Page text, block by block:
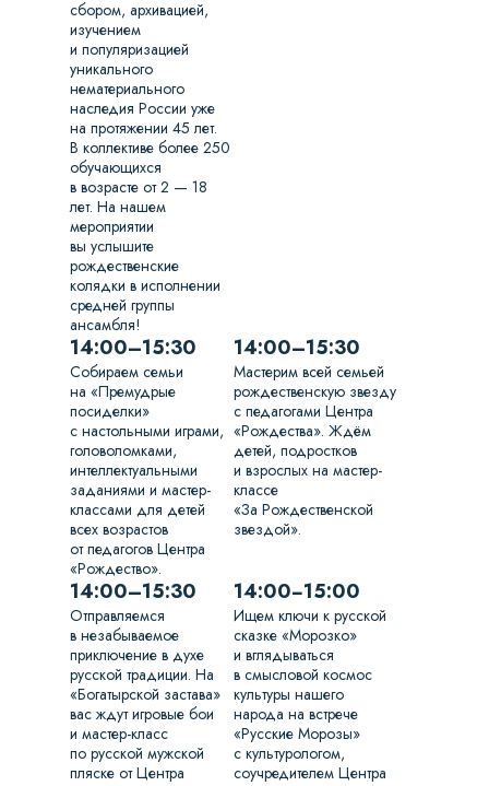
сбором, архивацией,
изучением
и популяризацией
уникального
нематериального
наследия России уже
на протяжении 45 лет.
В коллективе более 250
обучающихся
в возрасте от 2 — 18
лет. На нашем
мероприятии
вы услышите
рождественские
колядки в исполнении
средней группы
ансамбля!
14:00–15:30
Собираем семьи
на «Премудрые
посиделки»
с настольными играми,
головоломками,
интеллектуальными
заданиями и мастер-
классами для детей
всех возрастов
от педагогов Центра
«Рождество».
14:00–15:30
Мастерим всей семьей
рождественскую звезду
с педагогами Центра
«Рождества». Ждём
детей, подростков
и взрослых на мастер-
классе
«За Рождественской
звездой».
14:00–15:30
Отправляемся
в незабываемое
приключение в духе
русской традиции. На
«Богатырской застава»
вас ждут игровые бои
и мастер-класс
по русской мужской
пляске от Центра
14:00−15:00
Ищем ключи к русской
сказке «Морозко»
и вглядываться
в смысловой космос
культуры нашего
народа на встрече
«Русские Морозы»
с культурологом,
соучредителем Центра